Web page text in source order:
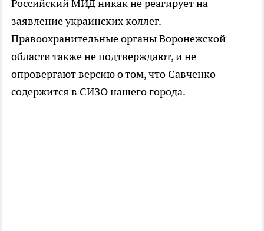
Российский МИД никак не реагирует на
заявление украинских коллег.
Правоохранительные органы Воронежской
области также не подтверждают, и не
опровергают версию о том, что Савченко
содержится в СИЗО нашего города.